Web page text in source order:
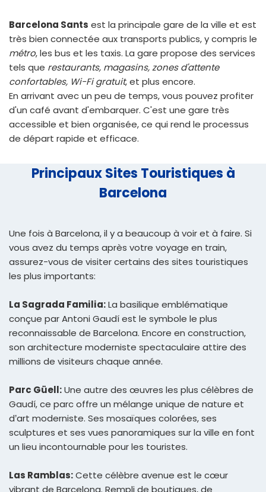
Barcelona Sants est la principale gare de la ville et est
très bien connectée aux transports publics, y compris le
métro, les bus et les taxis. La gare propose des services
tels que restaurants, magasins, zones d'attente
confortables, Wi-Fi gratuit, et plus encore.
En arrivant avec un peu de temps, vous pouvez profiter
d'un café avant d'embarquer. C'est une gare très
accessible et bien organisée, ce qui rend le processus
de départ rapide et efficace.
Principaux Sites Touristiques à
Barcelona
Une fois à Barcelona, il y a beaucoup à voir et à faire. Si
vous avez du temps après votre voyage en train,
assurez-vous de visiter certains des sites touristiques
les plus importants:
La Sagrada Familia:La basilique emblématique
conçue par Antoni Gaudí est le symbole le plus
reconnaissable de Barcelona. Encore en construction,
son architecture moderniste spectaculaire attire des
millions de visiteurs chaque année.
Parc Güell:Une autre des œuvres les plus célèbres de
Gaudí, ce parc offre un mélange unique de nature et
d’art moderniste. Ses mosaïques colorées, ses
sculptures et ses vues panoramiques sur la ville en font
un lieu incontournable pour les touristes.
Las Ramblas:Cette célèbre avenue est le cœur
vibrant de Barcelona. Rempli de boutiques, de